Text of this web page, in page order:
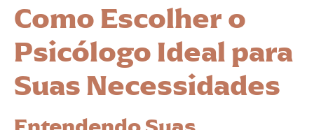
Como Escolher o
Psicólogo Ideal para
Suas Necessidades